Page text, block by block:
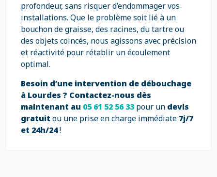
profondeur, sans risquer d’endommager vos
installations. Que le problème soit lié à un
bouchon de graisse, des racines, du tartre ou
des objets coincés, nous agissons avec précision
et réactivité pour rétablir un écoulement
optimal.
Besoin d’une intervention de débouchage
à Lourdes ? Contactez-nous dès
maintenant au 05 61 52 56 33 pour un devis
gratuit ou une prise en charge immédiate 7j/7
et 24h/24!